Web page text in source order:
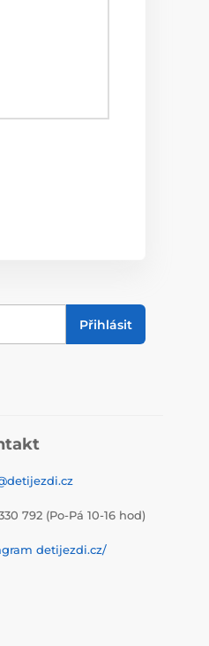
Přihlásit
792 (Po-Pá 10-16 hod)
detijezdi.cz/